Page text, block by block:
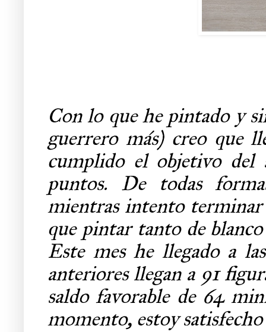
Con lo que he pintado y
guerrero más) creo que
cumplido el objetivo del
puntos. De todas
mientras intento terminar
que pintar tanto de
Este mes he llegado a
anteriores llegan a 91
saldo favorable de 64
momento, estoy satisfecho